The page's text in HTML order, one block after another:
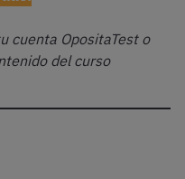
cuenta OpositaTest o
del curso